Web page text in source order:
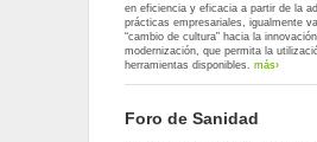
en eficiencia y eficacia a partir de la
prácticas empresariales, igualmente
“cambio de cultura” hacia la
modernización, que permita la
herramientas disponibles. más›
Foro de Sanidad